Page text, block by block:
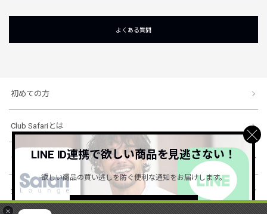
×
よくある質問
初めての方
Club Safariとは
ショッピングガイド
会社概要・規約
LINE ID連携で欲しい商品を見逃さない！
欲しい商品の買い逃しを防ぐ便利な通知をお届けします。
詳しくはこちら ＞